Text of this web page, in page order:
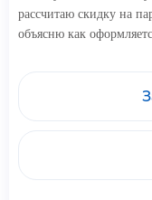
рассчитаю скидку на
объясню как